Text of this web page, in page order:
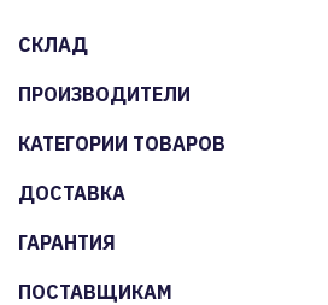
СКЛАД
ПРОИЗВОДИТЕЛИ
КАТЕГОРИИ ТОВАРОВ
ДОСТАВКА
ГАРАНТИЯ
ПОСТАВЩИКАМ